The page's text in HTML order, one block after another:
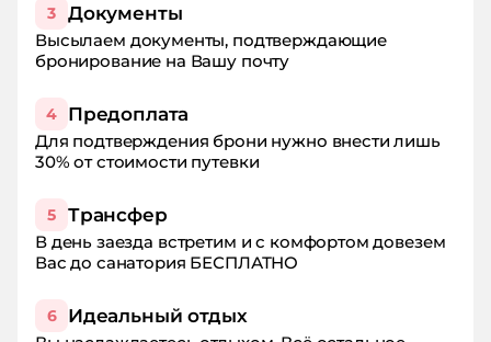
персонала, это закатывание глазок под лоб,
недовольные выражение лица, типа "чё
надо?". Вообще, не рекомендую.
3 Документы
Высылаем документы, подтверждающие
бронирование на Вашу почту
4 Предоплата
Для подтверждения брони нужно внести лишь
30% от стоимости путевки
5 Трансфер
В день заезда встретим и с комфортом довезем
Вас до санатория БЕСПЛАТНО
6 Идеальный отдых